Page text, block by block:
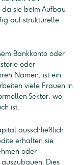
sie beim Aufbau
auf strukturelle
Bankkonto oder
oder
Namen, ist ein
viele Frauen in
Sektor, wo
ist.
ausschließlich
erhalten sie
oder
Dies